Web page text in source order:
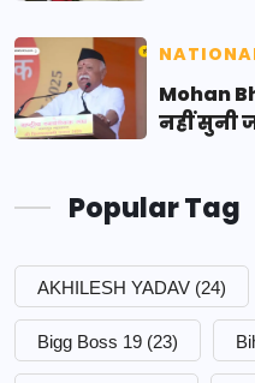
Mohan
नहीं सुनी
Popular Tag
AKHILESH YADAV (24)
Bigg Boss 19 (23)